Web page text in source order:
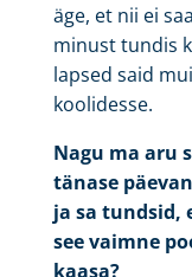
äge, et nii ei
minust tundis
lapsed said
koolidesse.
Nagu ma aru
tänase
ja sa tundsid,
see vaimne
kaasa?